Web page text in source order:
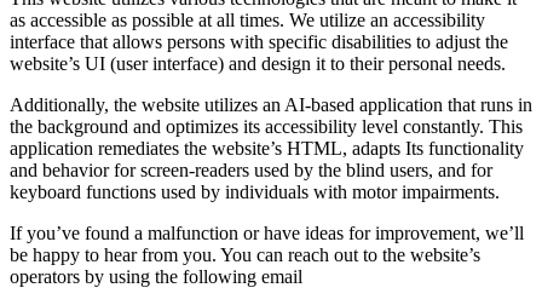
as accessible as possible at all times. We utilize an accessibility
interface that allows persons with specific disabilities to adjust the
website’s UI (user interface) and design it to their personal needs.
Additionally, the website utilizes an AI-based application that runs in
the background and optimizes its accessibility level constantly. This
application remediates the website’s HTML, adapts Its functionality
and behavior for screen-readers used by the blind users, and for
keyboard functions used by individuals with motor impairments.
If you’ve found a malfunction or have ideas for improvement, we’ll
be happy to hear from you. You can reach out to the website’s
operators by using the following email